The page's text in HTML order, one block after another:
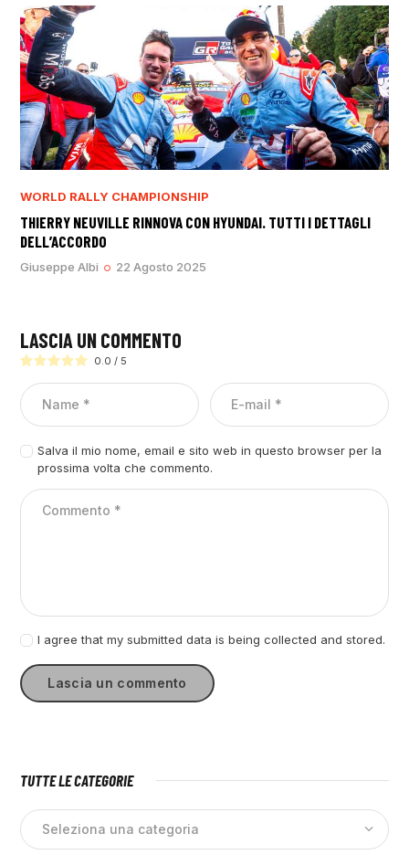
WORLD RALLY CHAMPIONSHIP
THIERRY NEUVILLE RINNOVA CON HYUNDAI. TUTTI I DETTAGLI
DELL’ACCORDO
Giuseppe Albi 22 Agosto 2025
LASCIA UN COMMENTO
0.0 / 5
Salva il mio nome, email e sito web in questo browser per la
prossima volta che commento.
I agree that my submitted data is being collected and stored.
TUTTE LE CATEGORIE